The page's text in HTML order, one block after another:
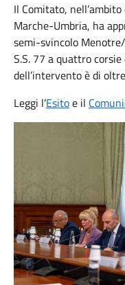
Il Comitato,
Marche-Umbria, ha
semi-svincolo
S.S. 77 a quattro
dell’intervento è di
Leggi l’Esitoe il